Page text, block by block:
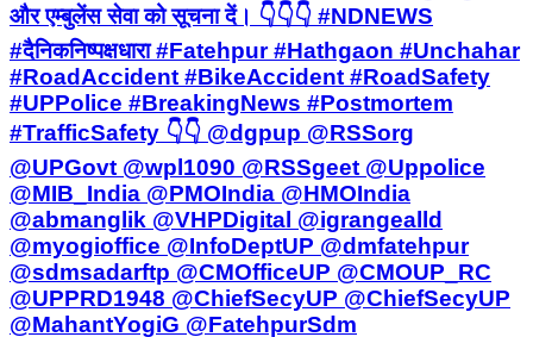
और एम्बुलेंस सेवा को सूचना दें। 👇👇👇 #NDNEWS
#दैनिकनिष्पक्षधारा #Fatehpur #Hathgaon #Unchahar
#RoadAccident #BikeAccident #RoadSafety
#UPPolice #BreakingNews #Postmortem
#TrafficSafety 👇👇 @dgpup @RSSorg
@UPGovt @wpl1090 @RSSgeet @Uppolice
@MIB_India @PMOIndia @HMOIndia
@abmanglik @VHPDigital @igrangealld
@myogioffice @InfoDeptUP @dmfatehpur
@sdmsadarftp @CMOfficeUP @CMOUP_RC
@UPPRD1948 @ChiefSecyUP @ChiefSecyUP
@MahantYogiG @FatehpurSdm